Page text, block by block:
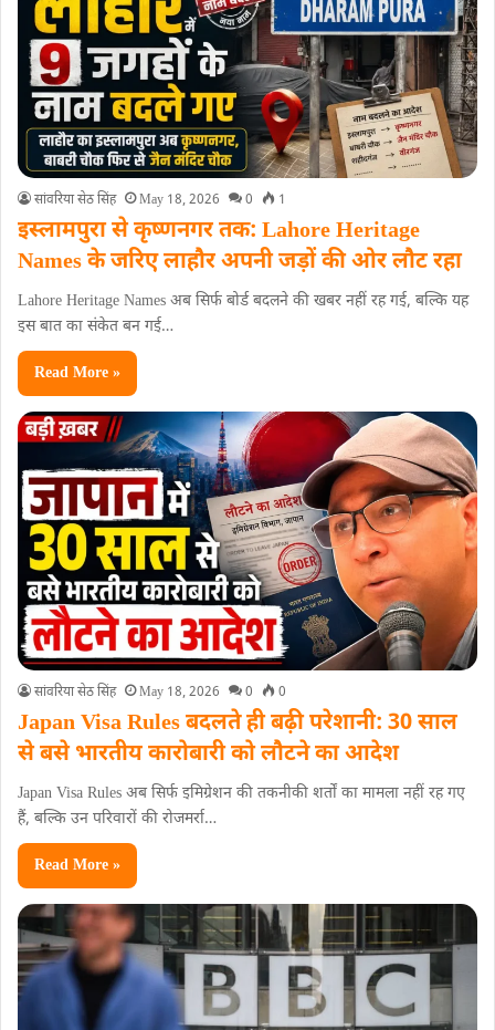
सांवरिया सेठ सिंह May 18, 2026 0 1
इस्लामपुरा से कृष्णनगर तक: Lahore Heritage
Names के जरिए लाहौर अपनी जड़ों की ओर लौट रहा
Lahore Heritage Names अब सिर्फ बोर्ड बदलने की खबर नहीं रह गई, बल्कि यह
इस बात का संकेत बन गई…
Read More »
सांवरिया सेठ सिंह May 18, 2026 0 0
Japan Visa Rules बदलते ही बढ़ी परेशानी: 30 साल
से बसे भारतीय कारोबारी को लौटने का आदेश
Japan Visa Rules अब सिर्फ इमिग्रेशन की तकनीकी शर्तों का मामला नहीं रह गए
हैं, बल्कि उन परिवारों की रोजमर्रा…
Read More »